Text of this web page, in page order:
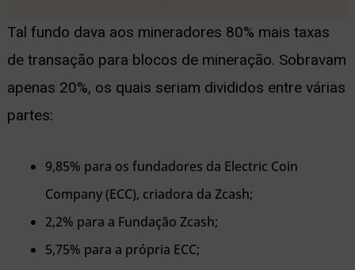
Tal fundo dava aos mineradores 80% mais taxas
de transação para blocos de mineração. Sobravam
apenas 20%, os quais seriam divididos entre várias
partes:
9,85% para os fundadores da Electric Coin
Company (ECC), criadora da Zcash;
2,2% para a Fundação Zcash;
5,75% para a própria ECC;